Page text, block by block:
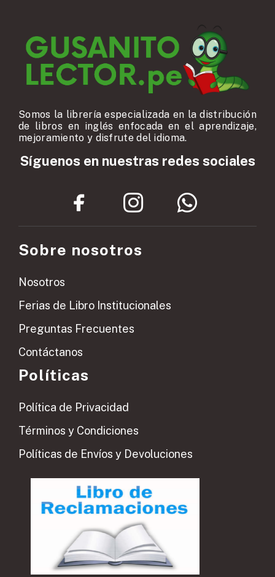
Somos la librería especializada en la distribución
de libros en inglés enfocada en el aprendizaje,
mejoramiento y disfrute del idioma.
Síguenos en nuestras redes sociales
Sobre nosotros
Nosotros
Ferias de Libro Institucionales
Preguntas Frecuentes
Contáctanos
Políticas
Política de Privacidad
Términos y Condiciones
Políticas de Envíos y Devoluciones